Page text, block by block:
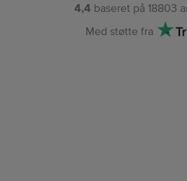
4,4 baseret på 18803
Med støtte fra